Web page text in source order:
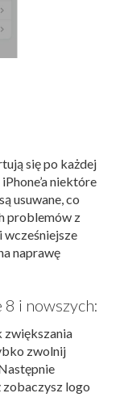
się po każdej
niektóre
usuwane, co
problemów z
wcześniejsze
naprawę
i nowszych:
zwiększania
zwolnij
logo